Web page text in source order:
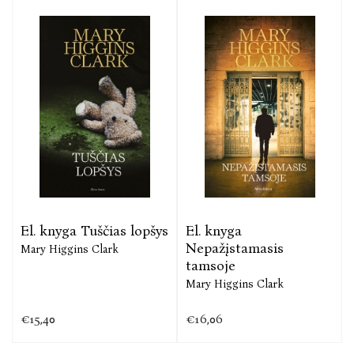
El. knyga Tuščias lopšys
Mary Higgins Clark
€15,40
El. knyga
Nepažįstamasis
tamsoje
Mary Higgins Clark
€16,06